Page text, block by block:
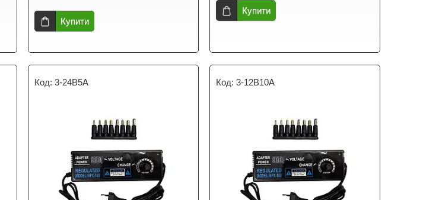
Купити
Купити
3-24B5A 3-12B10A